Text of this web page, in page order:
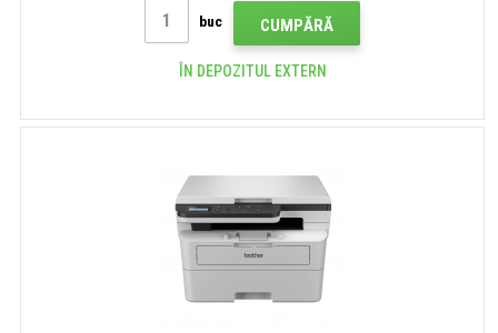
buc CUMPĂRĂ
ÎN DEPOZITUL EXTERN